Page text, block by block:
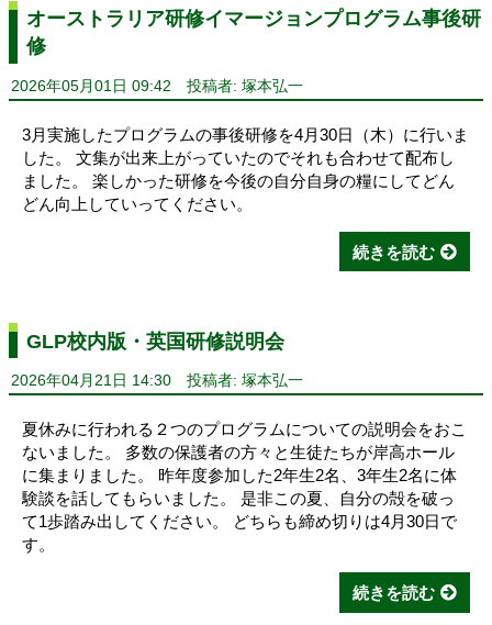
オーストラリア研修イマージョンプログラム事後研
修
2026年05月01日 09:42 投稿者: 塚本弘一
3月実施したプログラムの事後研修を4月30日（木）に行いま
した。 文集が出来上がっていたのでそれも合わせて配布し
ました。 楽しかった研修を今後の自分自身の糧にしてどん
どん向上していってください。
続きを読む
GLP校内版・英国研修説明会
2026年04月21日 14:30 投稿者: 塚本弘一
夏休みに行われる２つのプログラムについての説明会をおこ
ないました。 多数の保護者の方々と生徒たちが岸高ホール
に集まりました。 昨年度参加した2年生2名、3年生2名に体
験談を話してもらいました。 是非この夏、自分の殻を破っ
て1歩踏み出してください。 どちらも締め切りは4月30日で
す。
続きを読む